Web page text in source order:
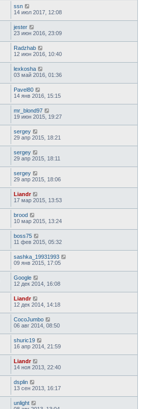
ssn
14 июл 2017, 12:08
jester
23 июн 2016, 23:09
Radzhab
12 июн 2016, 10:40
lexkosha
03 май 2016, 01:36
Pavel80
14 янв 2016, 15:15
mr_blond97
19 июн 2015, 19:27
sergey
29 апр 2015, 18:21
sergey
29 апр 2015, 18:11
sergey
29 апр 2015, 18:06
Liandr
17 мар 2015, 13:53
brood
10 мар 2015, 13:24
boss75
11 фев 2015, 05:32
sashka_19931993
09 янв 2015, 17:05
Google
12 дек 2014, 16:08
Liandr
12 дек 2014, 14:18
CocoJumbo
06 авг 2014, 08:50
shuric19
16 апр 2014, 21:59
Liandr
14 ноя 2013, 22:40
dsplin
13 сен 2013, 16:17
unlight